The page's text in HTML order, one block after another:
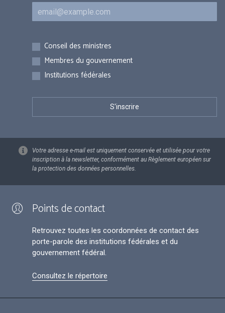
Courriel
Inscriptions
Conseil des ministres
Membres du gouvernement
Institutions fédérales
Votre adresse e-mail est uniquement conservée et utilisée pour votre
inscription à la newsletter, conformément au Règlement européen sur
la protection des données personnelles.
Points de contact
Retrouvez toutes les coordonnées de contact des
porte-parole des institutions fédérales et du
gouvernement fédéral.
Consultez le répertoire